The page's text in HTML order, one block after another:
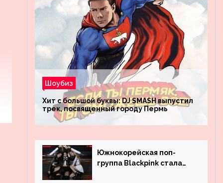
Шоубиз
Хит с большой буквы: DJ SMASH выпустил
трек, посвященный городу Пермь
Южнокорейская поп-
группа Blackpink стала